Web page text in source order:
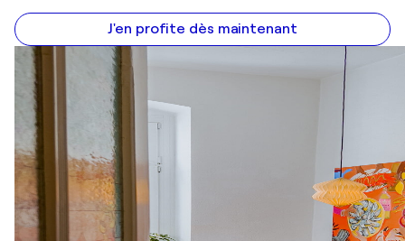
J'en profite dès maintenant